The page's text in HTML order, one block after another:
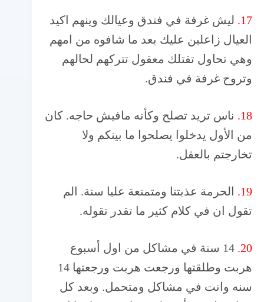
17. ليش غرفة في فندق وعيالك وينهم اكيد
العيال زاعلين عليك بعد ما شافوه من امهم
وهي تحاول تقتلك معقول تتركهم لحالهم
وتروح غرفة في فندق.
18. ناس تريد تصلح وكأنه مافيش حاجه. كان
من الأول يدخلوا يصلحوا ما بينكم ولا
تخارجتم بالعقل.
19. الحرمة عذبتنا ومتمنعة عليا سنة. الم
تقول ان في كلام كثير ما تقدر تقوله.
20.
14 سنة في مشاكل من اول أسبوع
هربت وطلقتها ورجعت هربت ورجعتها 14
سنه وانت في مشاكل ومتحمل. وبعد كل